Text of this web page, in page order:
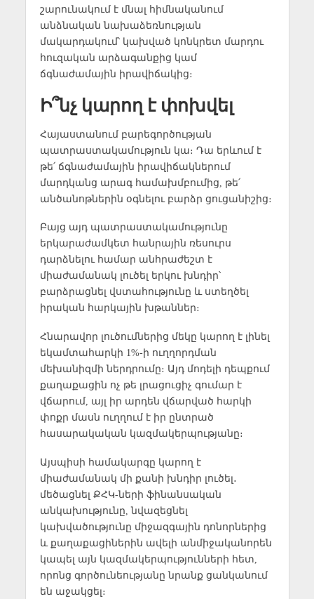
շարունակում է մնալ հիմնականում
անձնական նախաձեռնության
մակարդակում՝ կախված կոնկրետ մարդու
հուզական արձագանքից կամ
ճգնաժամային իրավիճակից։
Ի՞նչ կարող է փոխվել
Հայաստանում բարեգործության
պատրաստակամություն կա։ Դա երևում է
թե՛ ճգնաժամային իրավիճակներում
մարդկանց արագ համախմբումից, թե՛
անծանոթներին օգնելու բարձր ցուցանիշից։
Բայց այդ պատրաստակամությունը
երկարաժամկետ հանրային ռեսուրս
դարձնելու համար անհրաժեշտ է
միաժամանակ լուծել երկու խնդիր՝
բարձրացնել վստահությունը և ստեղծել
իրական հարկային խթաններ։
Հնարավոր լուծումներից մեկը կարող է լինել
եկամտահարկի 1%-ի ուղղորդման
մեխանիզմի ներդրումը։ Այդ մոդելի դեպքում
քաղաքացին ոչ թե լրացուցիչ գումար է
վճարում, այլ իր արդեն վճարված հարկի
փոքր մասն ուղղում է իր ընտրած
հասարակական կազմակերպությանը։
Այսպիսի համակարգը կարող է
միաժամանակ մի քանի խնդիր լուծել․
մեծացնել ՔՀԿ-ների ֆինանսական
անկախությունը, նվազեցնել
կախվածությունը միջազգային դոնորներից
և քաղաքացիներին ավելի անմիջականորեն
կապել այն կազմակերպությունների հետ,
որոնց գործունեությանը նրանք ցանկանում
են աջակցել։